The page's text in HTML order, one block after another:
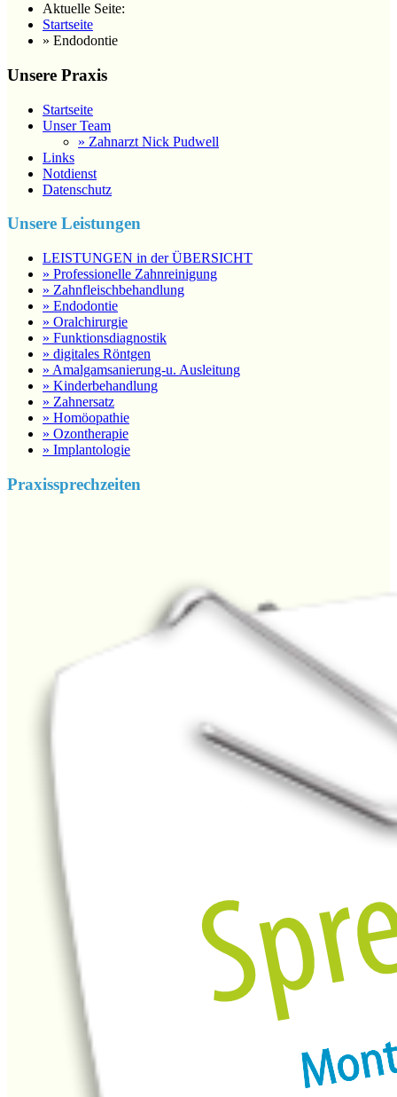
Aktuelle Seite:
Startseite
» Endodontie
Unsere Praxis
Startseite
Unser Team
» Zahnarzt Nick Pudwell
Links
Notdienst
Datenschutz
Unsere Leistungen
LEISTUNGEN in der ÜBERSICHT
» Professionelle Zahnreinigung
» Zahnfleischbehandlung
» Endodontie
» Oralchirurgie
» Funktionsdiagnostik
» digitales Röntgen
» Amalgamsanierung-u. Ausleitung
» Kinderbehandlung
» Zahnersatz
» Homöopathie
» Ozontherapie
» Implantologie
Praxissprechzeiten